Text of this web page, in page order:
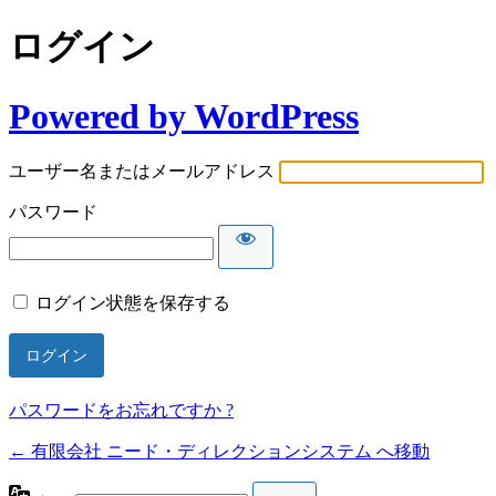
ログイン
Powered by WordPress
ユーザー名またはメールアドレス
パスワード
ログイン状態を保存する
パスワードをお忘れですか ?
← 有限会社 ニード・ディレクションシステム へ移動